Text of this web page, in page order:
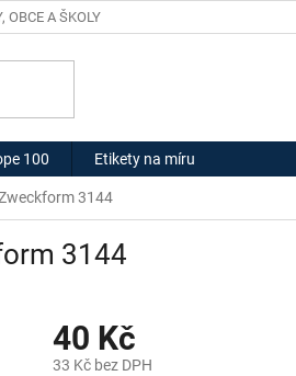
OBCE A ŠKOLY
100 Etikety na míru
3144
3144
40 Kč
33 Kč bez DPH